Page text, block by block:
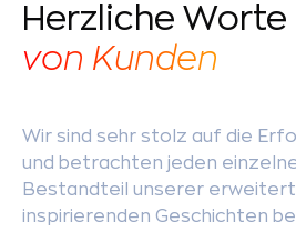
Herzliche Worte
von Kunden
Wir sind sehr stolz auf die
und betrachten jeden
Bestandteil unserer
inspirierenden Geschichten